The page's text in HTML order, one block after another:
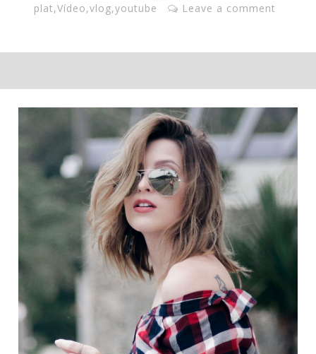
plat,Vídeo,vlog,youtube Leave a comment